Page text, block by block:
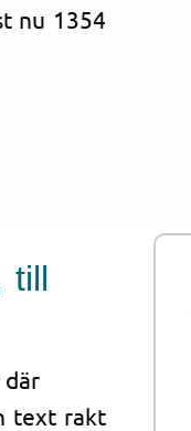
nu 1354
till
text rakt